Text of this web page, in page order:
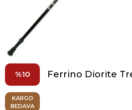
10 Ferrino Diorite
KARGO
BEDAVA